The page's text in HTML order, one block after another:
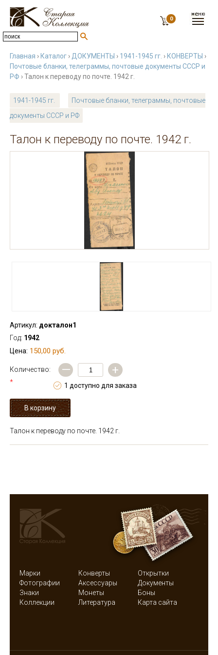
0
Главная › Каталог › ДОКУМЕНТЫ › 1941-1945 гг. › КОНВЕРТЫ ›
Почтовые бланки, телеграммы, почтовые документы СССР и
РФ › Талон к переводу по почте. 1942 г.
1941-1945 гг.
Почтовые бланки, телеграммы, почтовые
документы СССР и РФ
Талон к переводу по почте. 1942 г.
Артикул: докталон1
Год: 1942
Цена: 150,00 руб.
Количество:
*
— +
1 доступно для заказа
Талон к переводу по почте. 1942 г.
Марки Конверты
Открытки
Фотографии
Аксессуары
Документы
Знаки
Монеты
Боны
Коллекции
Литература Карта сайта